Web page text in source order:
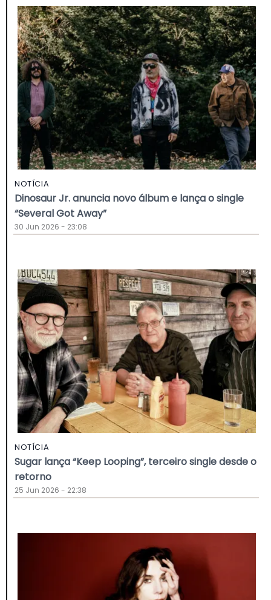
NOTÍCIA
Dinosaur Jr. anuncia novo álbum e lança o single
“Several Got Away”
30 Jun 2026 - 23:08
NOTÍCIA
Sugar lança “Keep Looping”, terceiro single desde o
retorno
25 Jun 2026 - 22:38